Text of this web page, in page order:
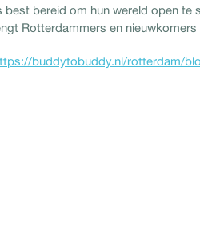
best bereid om hun wereld open te
Rotterdammers en nieuwkomers
buddytobuddy.nl/rotterdam/